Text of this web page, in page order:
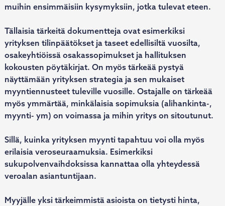
muihin ensimmäisiin kysymyksiin, jotka tulevat eteen.
Tällaisia tärkeitä dokumentteja ovat esimerkiksi
yrityksen tilinpäätökset ja taseet edellisiltä vuosilta,
osakeyhtiöissä osakassopimukset ja hallituksen
kokousten pöytäkirjat. On myös tärkeää pystyä
näyttämään yrityksen strategia ja sen mukaiset
myyntiennusteet tuleville vuosille. Ostajalle on tärkeää
myös ymmärtää, minkälaisia sopimuksia (alihankinta-,
myynti- ym) on voimassa ja mihin yritys on sitoutunut.
Sillä, kuinka yrityksen myynti tapahtuu voi olla myös
erilaisia veroseuraamuksia. Esimerkiksi
sukupolvenvaihdoksissa kannattaa olla yhteydessä
veroalan asiantuntijaan.
Myyjälle yksi tärkeimmistä asioista on tietysti hinta,